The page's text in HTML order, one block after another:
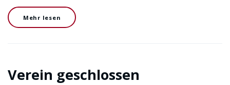
Mehr lesen
Verein geschlossen